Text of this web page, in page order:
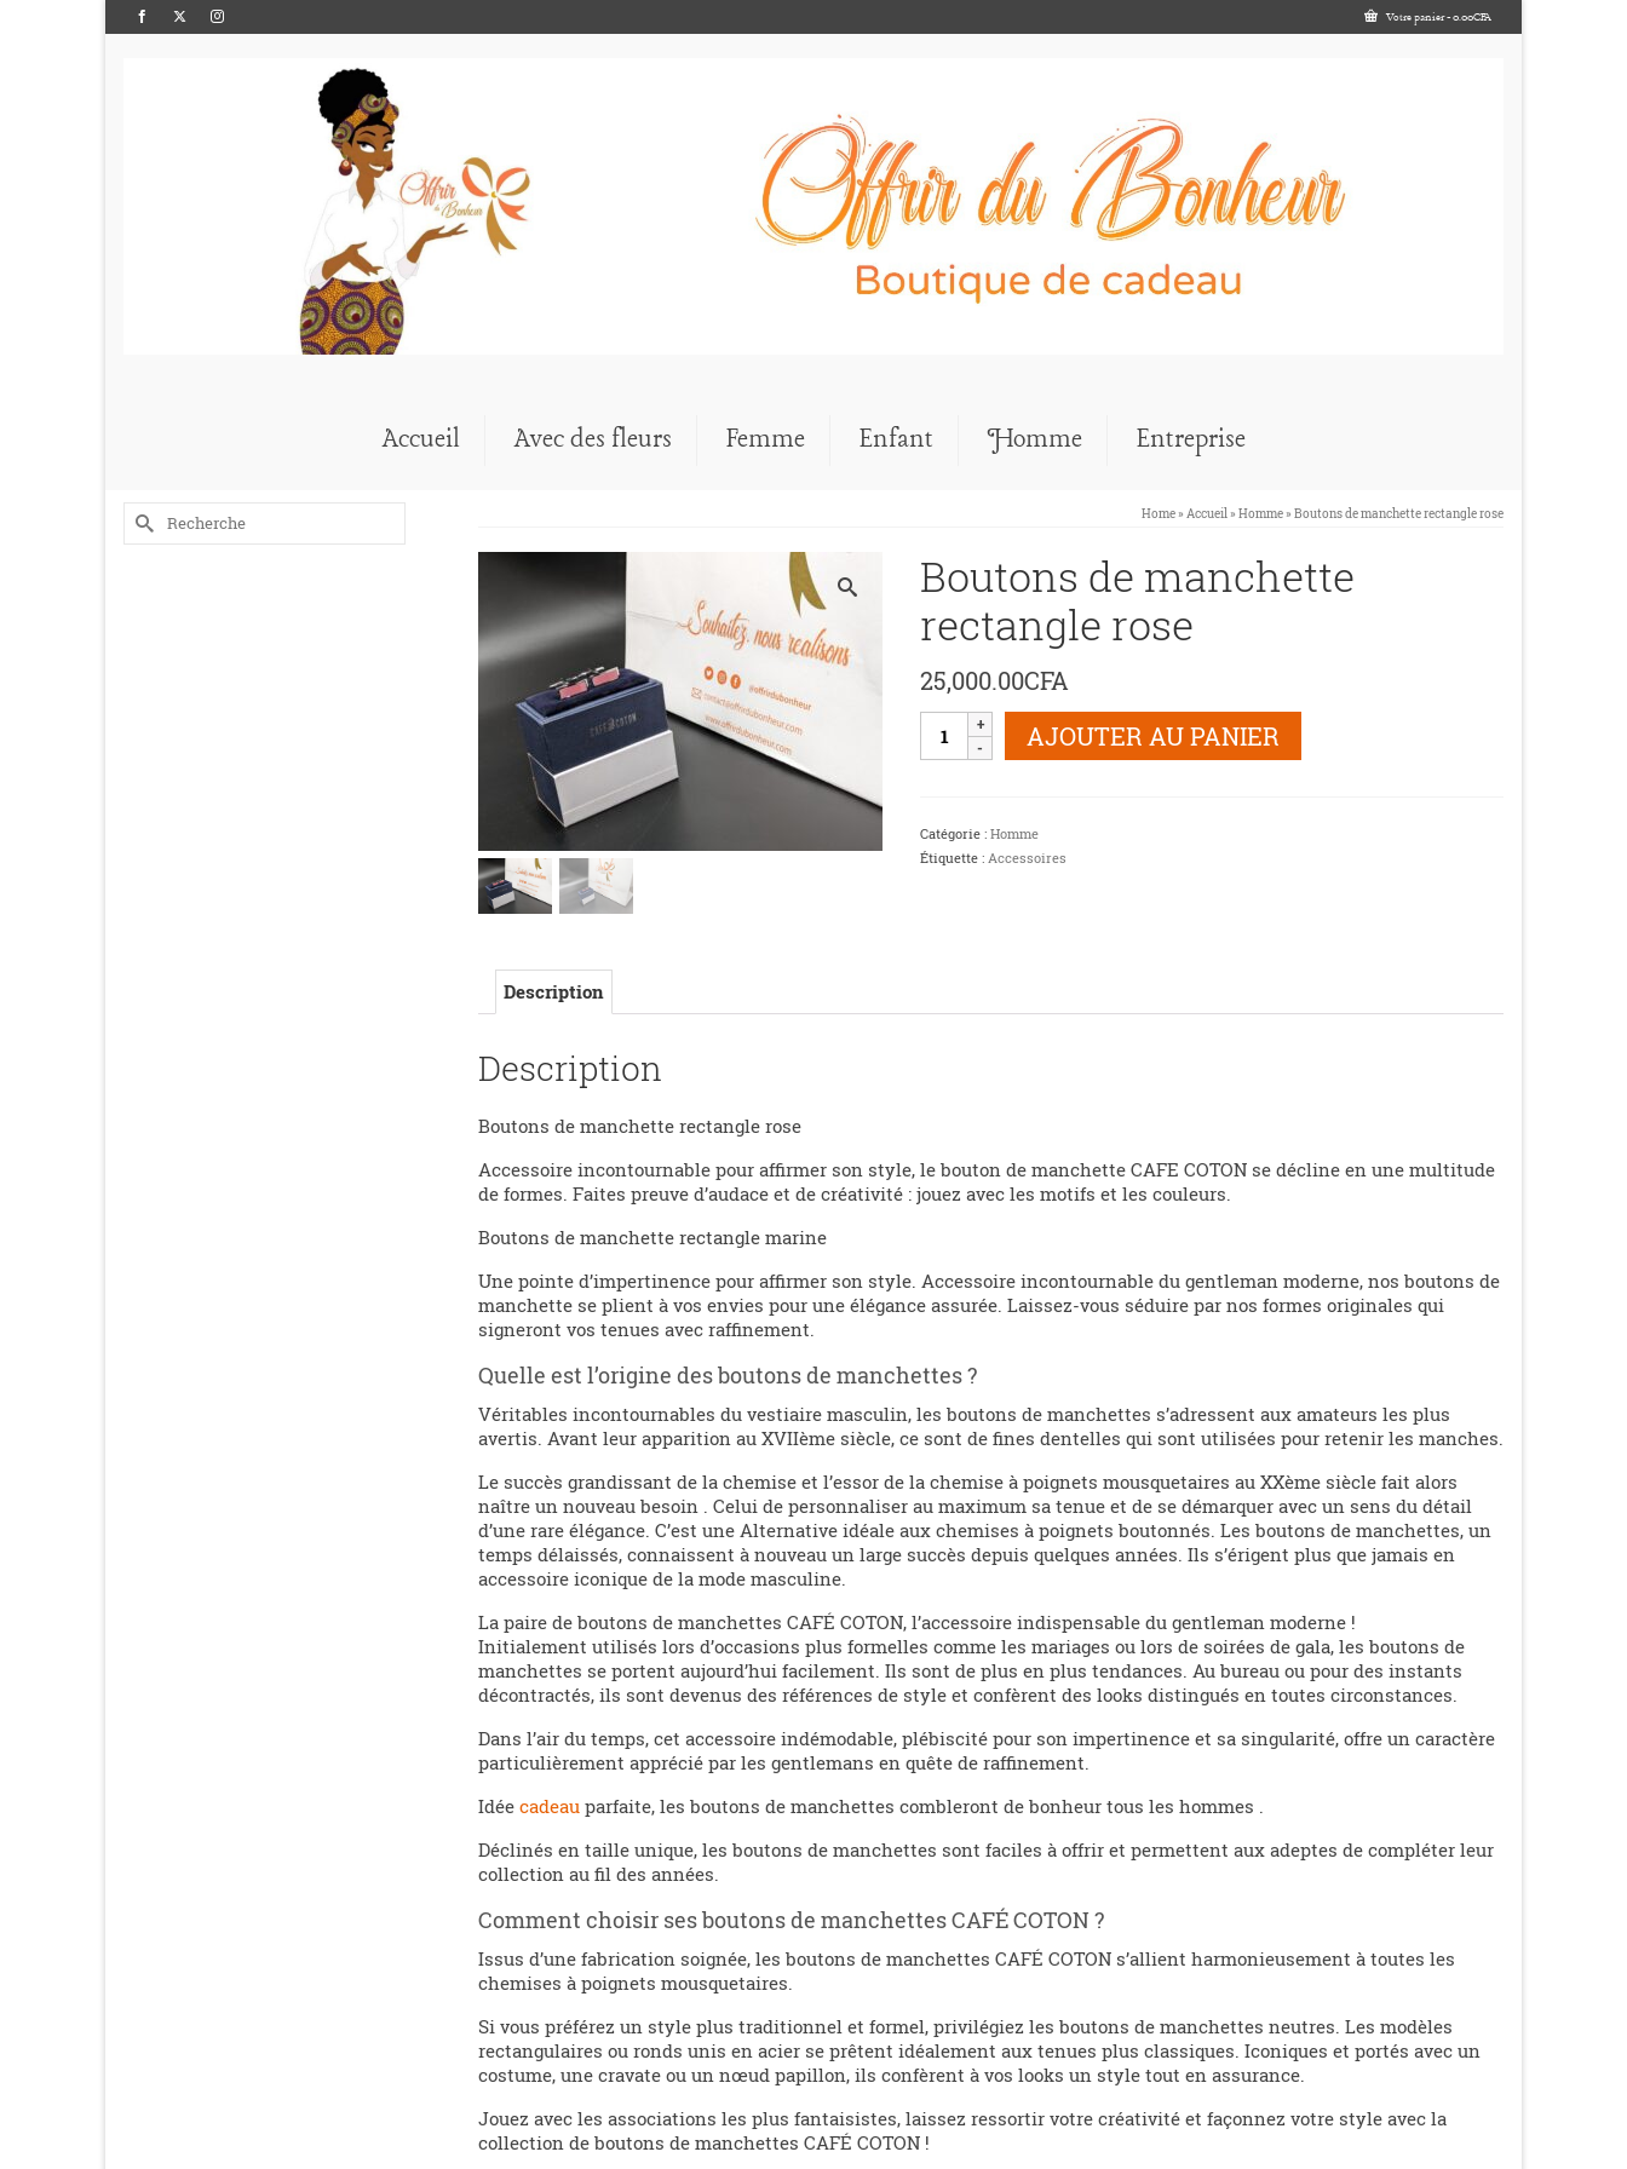
Votre panier-0.00CFA
Accueil Avec des fleurs Femme Enfant Homme Entreprise
Home» Accueil» Homme» Boutons de manchette rectangle rose
Boutons de manchette
rectangle rose
25,000.00CFA
quantité
rectangle
rose
AJOUTER AU PANIER
Catégorie :Homme
Étiquette : Accessoires
Description
Description
Boutons de manchette rectangle rose
Accessoire incontournable pour affirmer son style, le bouton de manchette CAFE COTON se décline en une multitude
de formes. Faites preuve d’audace et de créativité : jouez avec les motifs et les couleurs.
Boutons de manchette rectangle marine
Une pointe d’impertinence pour affirmer son style. Accessoire incontournable du gentleman moderne, nos boutons de
manchette se plient à vos envies pour une élégance assurée. Laissez-vous séduire par nos formes originales qui
signeront vos tenues avec raffinement.
Quelle est l’origine des boutons de manchettes ?
Véritables incontournables du vestiaire masculin, les boutons de manchettes s’adressent aux amateurs les plus
avertis. Avant leur apparition au XVIIème siècle, ce sont de fines dentelles qui sont utilisées pour retenir les manches.
Le succès grandissant de la chemise et l’essor de la chemise à poignets mousquetaires au XXème siècle fait alors
naître un nouveau besoin . Celui de personnaliser au maximum sa tenue et de se démarquer avec un sens du détail
d’une rare élégance. C’est une Alternative idéale aux chemises à poignets boutonnés. Les boutons de manchettes, un
temps délaissés, connaissent à nouveau un large succès depuis quelques années. Ils s’érigent plus que jamais en
accessoire iconique de la mode masculine.
La paire de boutons de manchettes CAFÉ COTON, l’accessoire indispensable du gentleman moderne !
Initialement utilisés lors d’occasions plus formelles comme les mariages ou lors de soirées de gala, les boutons de
manchettes se portent aujourd’hui facilement. Ils sont de plus en plus tendances. Au bureau ou pour des instants
décontractés, ils sont devenus des références de style et confèrent des looks distingués en toutes circonstances.
Dans l’air du temps, cet accessoire indémodable, plébiscité pour son impertinence et sa singularité, offre un caractère
particulièrement apprécié par les gentlemans en quête de raffinement.
Idée cadeau parfaite, les boutons de manchettes combleront de bonheur tous les hommes .
Déclinés en taille unique, les boutons de manchettes sont faciles à offrir et permettent aux adeptes de compléter leur
collection au fil des années.
Comment choisir ses boutons de manchettes CAFÉ COTON ?
Issus d’une fabrication soignée, les boutons de manchettes CAFÉ COTON s’allient harmonieusement à toutes les
chemises à poignets mousquetaires.
Si vous préférez un style plus traditionnel et formel, privilégiez les boutons de manchettes neutres. Les modèles
rectangulaires ou ronds unis en acier se prêtent idéalement aux tenues plus classiques. Iconiques et portés avec un
costume, une cravate ou un nœud papillon, ils confèrent à vos looks un style tout en assurance.
Jouez avec les associations les plus fantaisistes, laissez ressortir votre créativité et façonnez votre style avec la
collection de boutons de manchettes CAFÉ COTON !
Rechercher :